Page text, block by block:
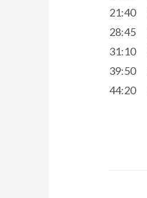
21:40
28:45
31:10
39:50
44:20